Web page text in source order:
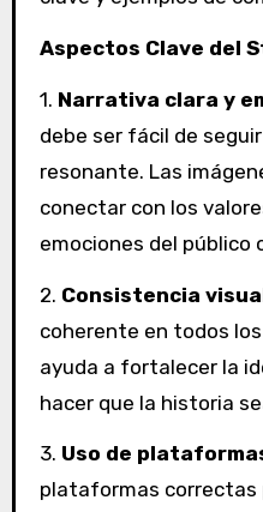
Aspectos Clave del
1. Narrativa clara y
debe ser fácil de
resonante. Las
conectar con los
emociones del público
2. Consistencia
coherente en todos
ayuda a fortalecer la
hacer que la historia
3. Uso de
plataformas correctas